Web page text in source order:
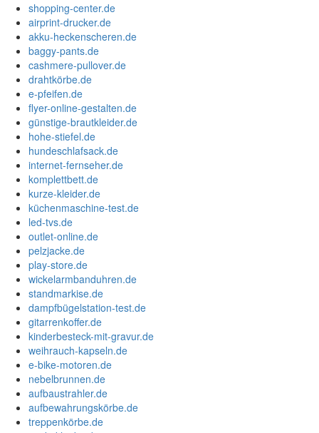
shopping-center.de
airprint-drucker.de
akku-heckenscheren.de
baggy-pants.de
cashmere-pullover.de
drahtkörbe.de
e-pfeifen.de
flyer-online-gestalten.de
günstige-brautkleider.de
hohe-stiefel.de
hundeschlafsack.de
internet-fernseher.de
komplettbett.de
kurze-kleider.de
küchenmaschine-test.de
led-tvs.de
outlet-online.de
pelzjacke.de
play-store.de
wickelarmbanduhren.de
standmarkise.de
dampfbügelstation-test.de
gitarrenkoffer.de
kinderbesteck-mit-gravur.de
weihrauch-kapseln.de
e-bike-motoren.de
nebelbrunnen.de
aufbaustrahler.de
aufbewahrungskörbe.de
treppenkörbe.de